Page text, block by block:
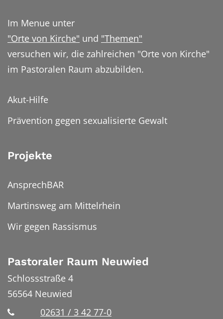
Im Menue unter
"Orte von Kirche" und "Themen"
versuchen wir, die zahlreichen "Orte von Kirche"
im Pastoralen Raum abzubilden.
Akut-Hilfe
Prävention gegen sexualisierte Gewalt
Projekte
AnsprechBAR
Martinsweg am Mittelrhein
Wir gegen Rassismus
Pastoraler Raum Neuwied
Schlossstraße 4
56564 Neuwied
02631 / 3 42 77-0